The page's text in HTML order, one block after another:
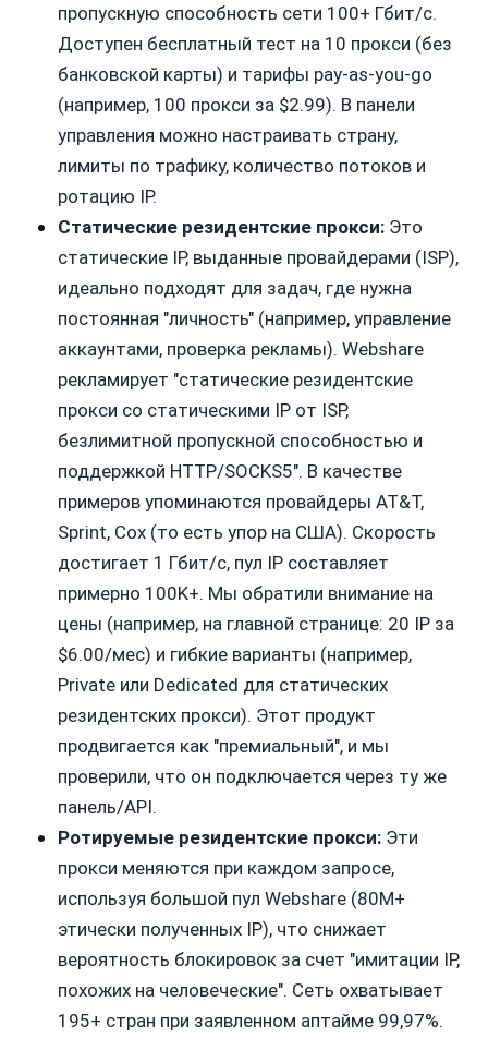
пропускную способность сети 100+ Гбит/с.
Доступен бесплатный тест на 10 прокси (без
банковской карты) и тарифы pay-as-you-go
(например, 100 прокси за $2.99). В панели
управления можно настраивать страну,
лимиты по трафику, количество потоков и
ротацию IP.
Статические резидентские прокси:Это
статические IP, выданные провайдерами (ISP),
идеально подходят для задач, где нужна
постоянная "личность" (например, управление
аккаунтами, проверка рекламы). Webshare
рекламирует "статические резидентские
прокси со статическими IP от ISP,
безлимитной пропускной способностью и
поддержкой HTTP/SOCKS5". В качестве
примеров упоминаются провайдеры AT&T,
Sprint, Cox (то есть упор на США). Скорость
достигает 1 Гбит/с, пул IP составляет
примерно 100K+. Мы обратили внимание на
цены (например, на главной странице: 20 IP за
$6.00/мес) и гибкие варианты (например,
Private или Dedicated для статических
резидентских прокси). Этот продукт
продвигается как "премиальный", и мы
проверили, что он подключается через ту же
панель/API.
Ротируемые резидентские прокси:Эти
прокси меняются при каждом запросе,
используя большой пул Webshare (80M+
этически полученных IP), что снижает
вероятность блокировок за счет "имитации IP,
похожих на человеческие". Сеть охватывает
195+ стран при заявленном аптайме 99,97%.